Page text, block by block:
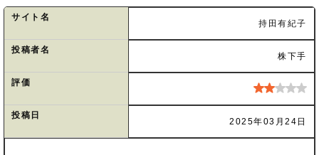
サイト名
持田有紀子
投稿者名
株下手
評価
投稿日
2025年03月24日